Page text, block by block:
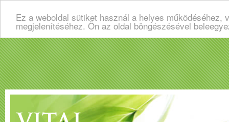
Ez a weboldal sütiket használ a helyes
megjelenítéséhez. Ön az oldal böngészésével